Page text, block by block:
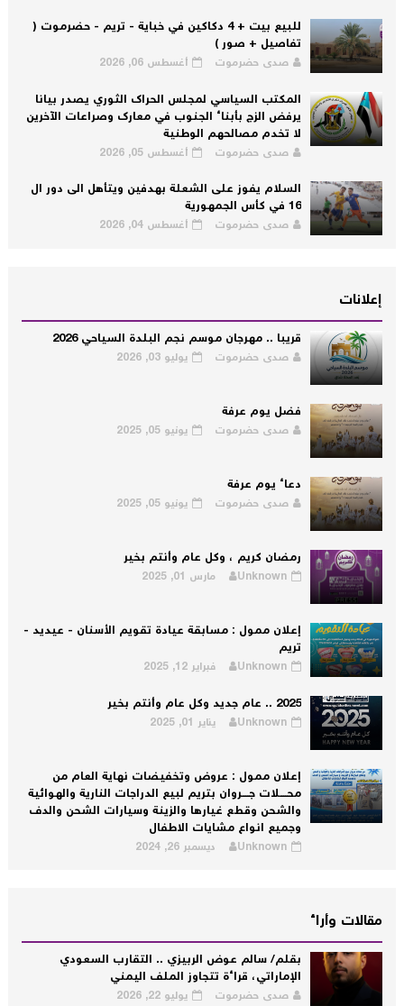
للبيع بيت + 4 دكاكين في خباية - تريم - حضرموت (
تفاصيل + صور )
صدى حضرموت أغسطس 06, 2026
المكتب السياسي لمجلس الحراك الثوري يصدر بيانا
يرفض الزج بأبناء الجنوب في معارك وصراعات الآخرين
لا تخدم مصالحهم الوطنية
صدى حضرموت أغسطس 05, 2026
السلام يفوز على الشعلة بهدفين ويتأهل الى دور ال
16 في كأس الجمهورية
صدى حضرموت أغسطس 04, 2026
إعلانات
قريبا .. مهرجان موسم نجم البلدة السياحي 2026
صدى حضرموت يوليو 03, 2026
فضل يوم عرفة
صدى حضرموت يونيو 05, 2025
دعاء يوم عرفة
صدى حضرموت يونيو 05, 2025
رمضان كريم ، وكل عام وأنتم بخير
Unknown مارس 01, 2025
إعلان ممول : مسابقة عيادة تقويم الأسنان - عيديد -
تريم
Unknown فبراير 12, 2025
2025 .. عام جديد وكل عام وأنتم بخير
Unknown يناير 01, 2025
إعلان ممول : عروض وتخفيضات نهاية العام من
محــــلات جــــروان بتريم لبيع الدراجات النارية والهوائية
والشحن وقطع غيارها والزينة وسيارات الشحن والدف
وجميع انواع مشايات الاطفال
Unknown ديسمبر 26, 2024
مقالات وأراء
بقلم/ سالم عوض الربيزي .. التقارب السعودي
الإماراتي، قراءة تتجاوز الملف اليمني
صدى حضرموت يوليو 22, 2026